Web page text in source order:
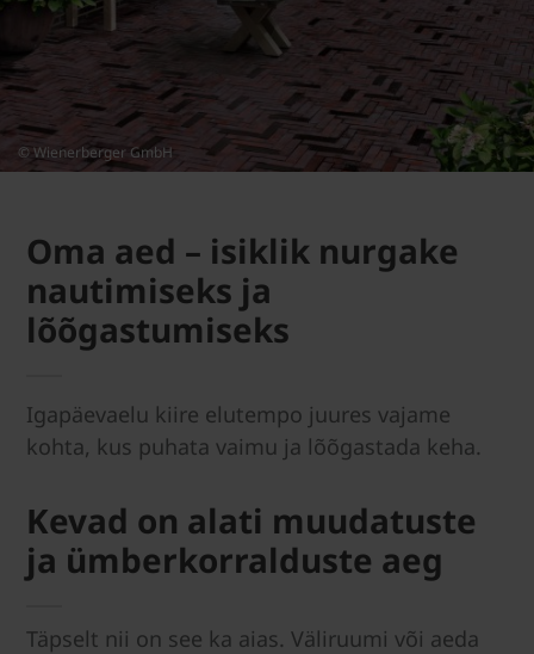
© Wienerberger GmbH
Oma aed – isiklik nurgake
nautimiseks ja
lõõgastumiseks
Igapäevaelu kiire elutempo juures vajame
kohta, kus puhata vaimu ja lõõgastada keha.
Kevad on alati muudatuste
ja ümberkorralduste aeg
Täpselt nii on see ka aias. Väliruumi või aeda